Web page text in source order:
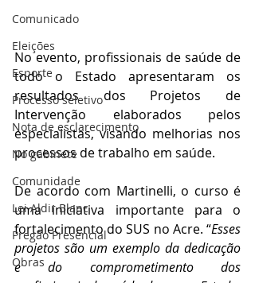
Comunicado
Eleições
Esporte
Processo seletivo
Nota de esclarecimento
No gabinete
Comunidade
Lei Aldir Blanc
Pregão Presencial
Obras
No evento, profissionais de saúde de
todo o Estado apresentaram os
resultados dos Projetos de
Intervenção elaborados pelos
especialistas, visando melhorias nos
processos de trabalho em saúde.
De acordo com Martinelli, o curso é
uma iniciativa importante para o
fortalecimento do SUS no Acre. “Esses
projetos são um exemplo da dedicação
e do comprometimento dos